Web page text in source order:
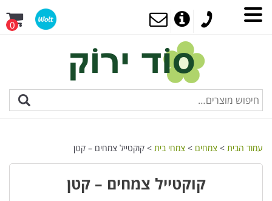
0
עמוד הבית > צמחים > צמחי בית > קוקטייל צמחים – קטן
קוקטייל צמחים – קטן